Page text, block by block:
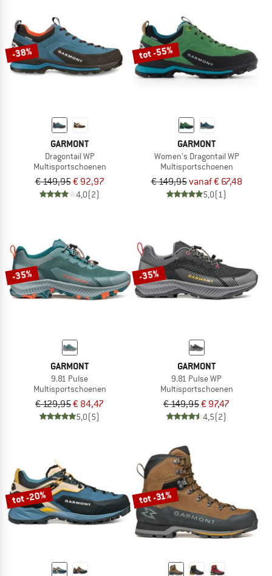
-38%
GARMONT
Dragontail WP
Multisportschoenen
€ 149,95€ 92,97
4,0(2)
tot -55%
GARMONT
Women's Dragontail WP
Multisportschoenen
€ 149,95vanaf € 67,48
5,0(1)
-35%
GARMONT
9.81 Pulse
Multisportschoenen
€ 129,95€ 84,47
5,0(5)
-35%
GARMONT
9.81 Pulse WP
Multisportschoenen
€ 149,95€ 97,47
4,5(2)
tot -20% tot -31%